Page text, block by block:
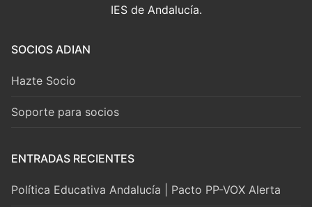
IES de Andalucía.
SOCIOS ADIAN
Hazte Socio
Soporte para socios
ENTRADAS RECIENTES
Política Educativa Andalucía | Pacto PP-VOX Alerta